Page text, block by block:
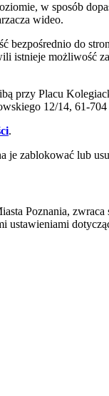
w sposób
wideo.
bezpośrednio do
istnieje możliwość
przy Placu
12/14, 61-704
.
je zablokować lub
Poznania,
ustawieniami